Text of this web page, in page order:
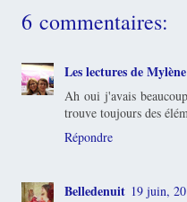
6 commentaires:
Les lectures de Mylène
Ah oui j'avais
trouve toujours des
Répondre
Belledenuit 19 juin,